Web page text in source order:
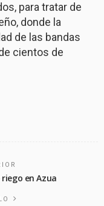
para tratar de
donde la
de las bandas
cientos de
en Azua